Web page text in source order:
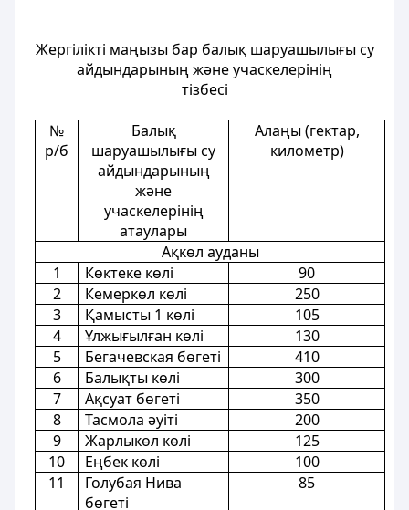
Жергілікті маңызы бар балық шаруашылығы су
айдындарының және учаскелерінің
тізбесі
№
р/б
Балық
шаруашылығы су
айдындарының
және
учаскелерінің
атаулары
Алаңы (гектар,
километр)
Ақкөл ауданы
1
Көктеке көлі
90
2
Кемеркөл көлі
250
3
Қамысты 1 көлі
105
4
Ұлжығылған көлі
130
5
Бегачевская бөгеті
410
6
Балықты көлі
300
7
Ақсуат бөгеті
350
8
Тасмола әуіті
200
9
Жарлыкөл көлі
125
10
Еңбек көлі
100
11
Голубая Нива
бөгеті
85